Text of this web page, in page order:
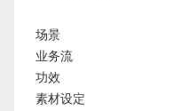
场景
业务流
功效
素材设定